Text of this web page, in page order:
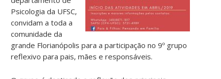
Psicologia da UFSC,
convidam a toda a
comunidade da
grande Florianópolis para a participação no 9º grupo
reflexivo para pais, mães e responsáveis.